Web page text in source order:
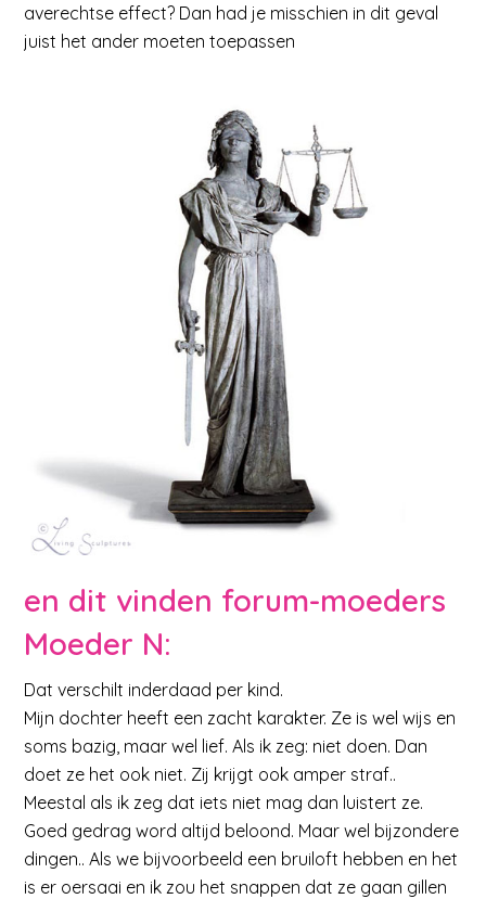
averechtse effect? Dan had je misschien in dit geval
juist het ander moeten toepassen
en dit vinden forum-moeders
Moeder N:
Dat verschilt inderdaad per kind.
Mijn dochter heeft een zacht karakter. Ze is wel wijs en
soms bazig, maar wel lief. Als ik zeg: niet doen. Dan
doet ze het ook niet. Zij krijgt ook amper straf..
Meestal als ik zeg dat iets niet mag dan luistert ze.
Goed gedrag word altijd beloond. Maar wel bijzondere
dingen.. Als we bijvoorbeeld een bruiloft hebben en het
is er oersaai en ik zou het snappen dat ze gaan gillen